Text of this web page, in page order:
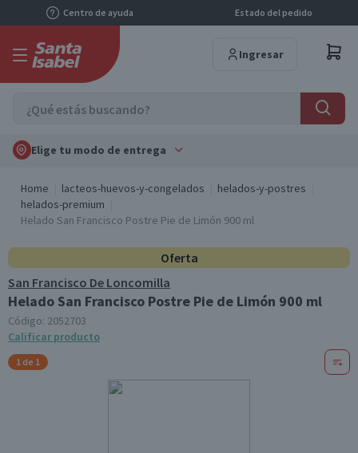
Centro de ayuda Estado del pedido
Ingresar
Elige tu modo de entrega
Home lacteos-huevos-y-congelados
helados-y-postres
helados-premium
Helado San Francisco Postre Pie de Limón 900 ml
Oferta
San Francisco De Loncomilla
Helado San Francisco Postre Pie de Limón 900 ml
Código: 2052703
Calificar producto
1 de 1